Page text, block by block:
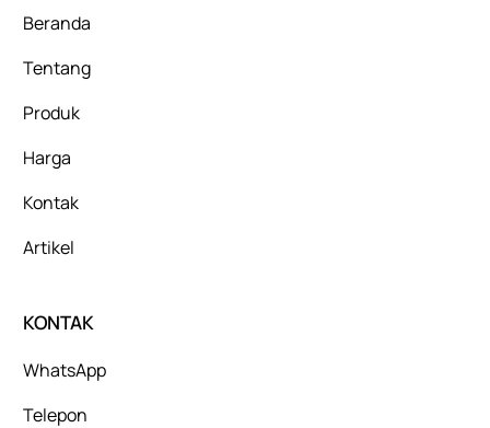
Beranda
Tentang
Produk
Harga
Kontak
Artikel
KONTAK
WhatsApp
Telepon